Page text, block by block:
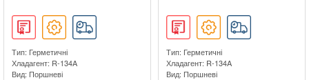
Тип: Герметичні
Хладагент: R-134A
Вид: Поршневі
Тип: Герметичні
Хладагент: R-134A
Вид: Поршневі